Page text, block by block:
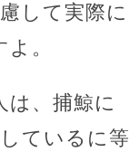
して実際に
。
は、捕鯨に
ているに等